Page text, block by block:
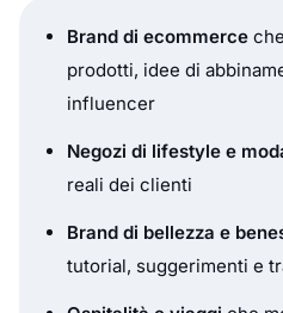
Brand di ecommerce
prodotti, idee di
influencer
Negozi di lifestyle e
reali dei clienti
Brand di bellezza e
tutorial, suggerimenti e